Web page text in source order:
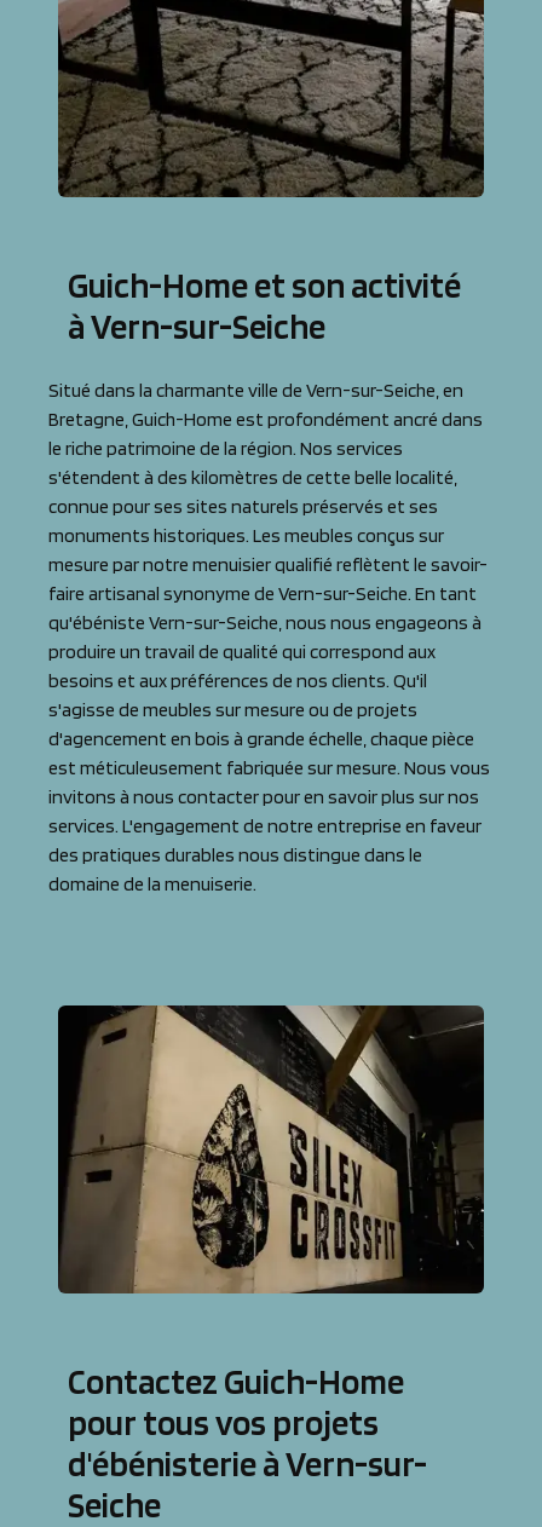
Guich-Home et son activité
à Vern-sur-Seiche
Situé dans la charmante ville de Vern-sur-Seiche, en
Bretagne, Guich-Home est profondément ancré dans
le riche patrimoine de la région. Nos services
s'étendent à des kilomètres de cette belle localité,
connue pour ses sites naturels préservés et ses
monuments historiques. Les meubles conçus sur
mesure par notre menuisier qualifié reflètent le savoir-
faire artisanal synonyme de Vern-sur-Seiche. En tant
qu'ébéniste Vern-sur-Seiche, nous nous engageons à
produire un travail de qualité qui correspond aux
besoins et aux préférences de nos clients. Qu'il
s'agisse de meubles sur mesure ou de projets
d'agencement en bois à grande échelle, chaque pièce
est méticuleusement fabriquée sur mesure. Nous vous
invitons à nous contacter pour en savoir plus sur nos
services. L'engagement de notre entreprise en faveur
des pratiques durables nous distingue dans le
domaine de la menuiserie.
Contactez Guich-Home
pour tous vos projets
d'ébénisterie à Vern-sur-
Seiche